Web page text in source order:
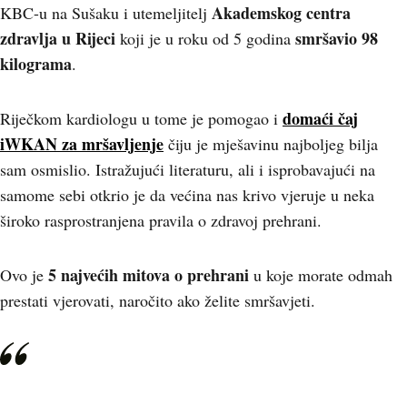
KBC-u na Sušaku i utemeljitelj Akademskog centra
zdravlja u Rijeci koji je u roku od 5 godina smršavio 98
kilograma.
Riječkom kardiologu u tome je pomogao i domaći čaj
iWKAN za mršavljenje čiju je mješavinu najboljeg bilja
sam osmislio. Istražujući literaturu, ali i isprobavajući na
samome sebi otkrio je da većina nas krivo vjeruje u neka
široko rasprostranjena pravila o zdravoj prehrani.
Ovo je 5 najvećih mitova o prehrani u koje morate odmah
prestati vjerovati, naročito ako želite smršavjeti.